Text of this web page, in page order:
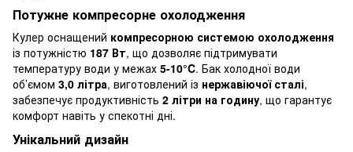
Потужне компресорне охолодження
Кулер оснащений компресорною системою охолодження
із потужністю 187 Вт, що дозволяє підтримувати
температуру води у межах 5-10°C. Бак холодної води
об’ємом 3,0 літра, виготовлений із нержавіючої сталі,
забезпечує продуктивність 2 літри на годину, що гарантує
комфорт навіть у спекотні дні.
Унікальний дизайн